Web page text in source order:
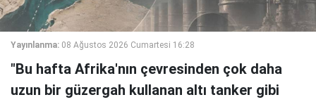
Yayınlanma: 08 Ağustos 2026 Cumartesi 16:28
"Bu hafta Afrika'nın çevresinden çok daha
uzun bir güzergah kullanan altı tanker gibi